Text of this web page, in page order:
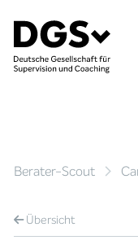
Berater-Scout
Übersicht